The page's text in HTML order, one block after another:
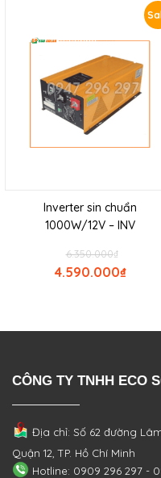
Inverter sin chuẩn
1000W/12V – INV
₫
6.350.000
₫
4.590.000
CÔNG TY TNHH ECO
Địa chỉ: Số 62 đường
Quận 12, TP. Hồ Chí Minh
Hotline: 0909 296 297 -